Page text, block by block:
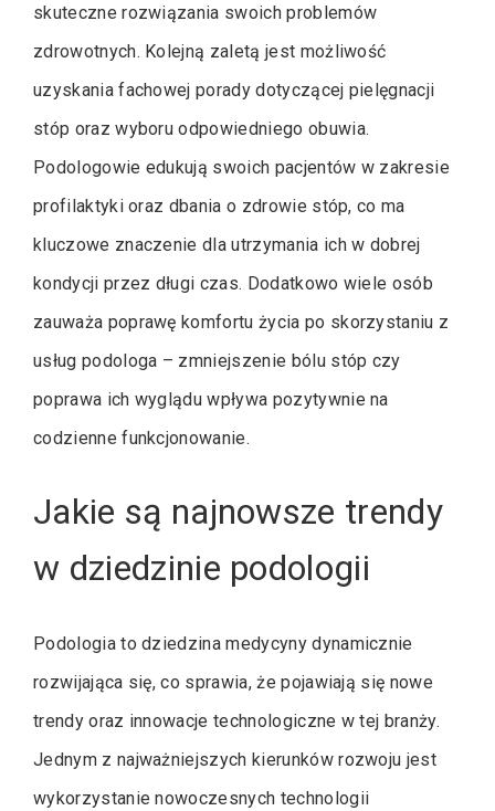
skuteczne rozwiązania swoich problemów
zdrowotnych. Kolejną zaletą jest możliwość
uzyskania fachowej porady dotyczącej pielęgnacji
stóp oraz wyboru odpowiedniego obuwia.
Podologowie edukują swoich pacjentów w zakresie
profilaktyki oraz dbania o zdrowie stóp, co ma
kluczowe znaczenie dla utrzymania ich w dobrej
kondycji przez długi czas. Dodatkowo wiele osób
zauważa poprawę komfortu życia po skorzystaniu z
usług podologa – zmniejszenie bólu stóp czy
poprawa ich wyglądu wpływa pozytywnie na
codzienne funkcjonowanie.
Jakie są najnowsze trendy
w dziedzinie podologii
Podologia to dziedzina medycyny dynamicznie
rozwijająca się, co sprawia, że pojawiają się nowe
trendy oraz innowacje technologiczne w tej branży.
Jednym z najważniejszych kierunków rozwoju jest
wykorzystanie nowoczesnych technologii